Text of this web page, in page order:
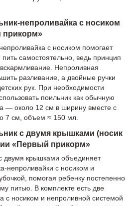
непроливайка с носиком
прикорм»
с носиком помогает
пить самостоятельно, ведь принцип
Непроливная
разливание, а двойные ручки
рук. При необходимости
поильник как обычную
— около 12 см в ширину вместе с
7 см, объем ≈ 150 мл.
с двумя крышками (носик
«Первый прикорм»
двумя крышками объединяет
непроливайки с носиком и
помогая ребенку постепенно
питью. В комплекте есть две
с носиком и непроливной системой